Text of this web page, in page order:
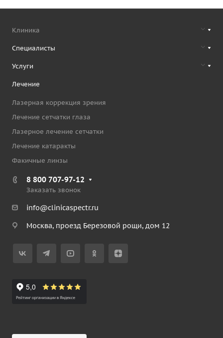
Клиника
Специалисты
Услуги
Лечение
Лазерная коррекция зрения
Лечение сетчатки глаза
Лазерное лечение сетчатки
Лечение катаракты
Факичные линзы
8 800 707-97-12
Заказать звонок
info@clinicaspectr.ru
Москва, проезд Березовой рощи, дом 12